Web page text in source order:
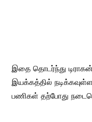
இதை தொடர்ந்து
இயக்கத்தில்
பணிகள் தற்போது